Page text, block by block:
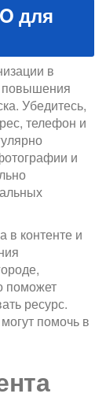
для
в
повышения
Убедитесь,
телефон и
и
в контенте и
поможет
ресурс.
могут помочь в